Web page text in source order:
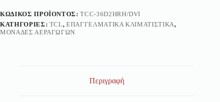
ΚΩΔΙΚΌΣ ΠΡΟΪΌΝΤΟΣ:TCC-36D2HRH/DVI
ΚΑΤΗΓΟΡΊΕΣ: TCL,ΕΠΑΓΓΕΛΜΑΤΙΚΆ ΚΛΙΜΑΤΙΣΤΙΚΆ,
ΜΟΝΆΔΕΣ ΑΕΡΑΓΩΓΏΝ
Περιγραφή